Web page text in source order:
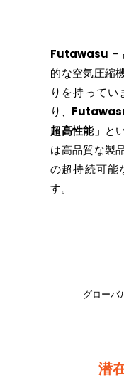
Futawasu –
的な空気圧縮
りを持ってい
り、
超高性能」 と
は高品質な製
の超持続可能
す。
グローバ
潜